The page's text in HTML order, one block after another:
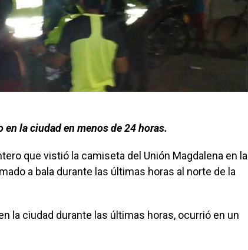
en la ciudad en menos de 24 horas.
que vistió la camiseta del Unión Magdalena en la
a bala durante las últimas horas al norte de la
la ciudad durante las últimas horas, ocurrió en un